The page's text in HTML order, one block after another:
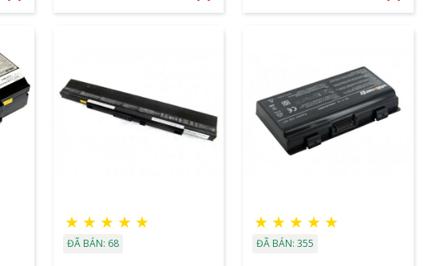
★ ★ ★ ★ ★
ĐÃ BÁN: 68
★ ★ ★ ★ ★
ĐÃ BÁN: 355